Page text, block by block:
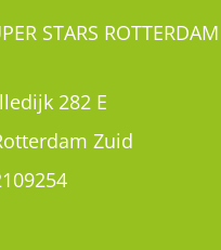
STARS ROTTERDAM
282 E
Zuid